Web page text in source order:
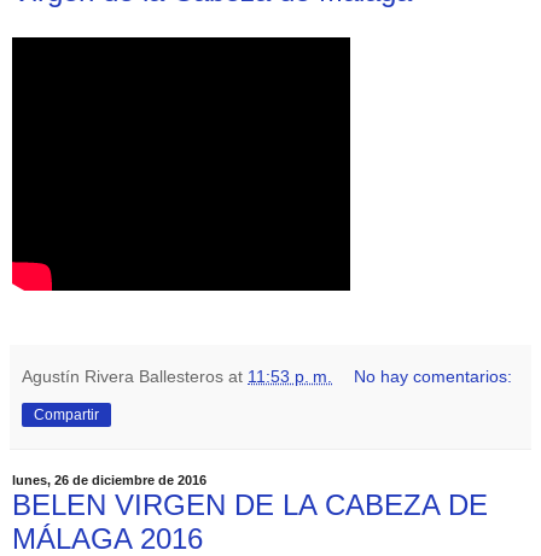
Agustín Rivera Ballesteros at 11:53 p. m. No hay comentarios:
Compartir
lunes, 26 de diciembre de 2016
BELEN VIRGEN DE LA CABEZA DE
MÁLAGA 2016